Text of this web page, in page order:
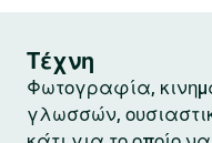
Τέχνη
Φωτογραφία,
γλωσσών,